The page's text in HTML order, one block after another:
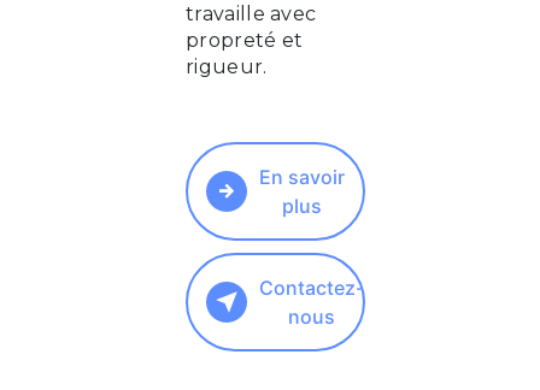
travaille avec
propreté et
rigueur.
En savoir
plus
Contactez-
nous